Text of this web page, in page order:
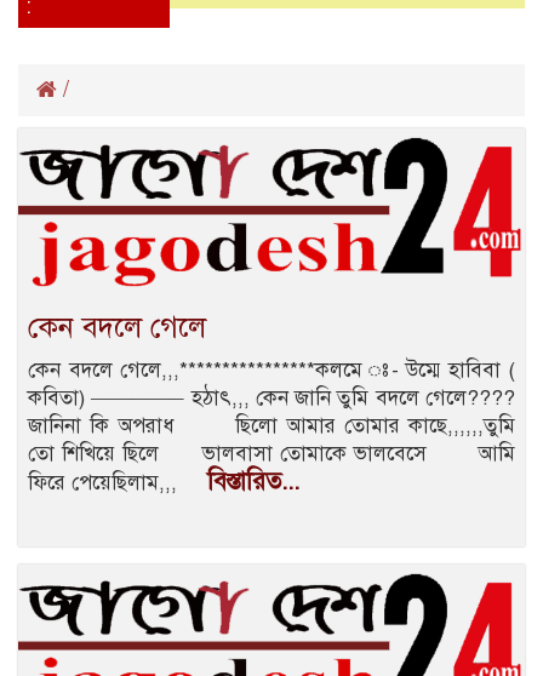
:
/
কেন বদলে গেলে
কেন বদলে গেলে,,,****************কলমে ঃ- উম্মে হাবিবা (
কবিতা) ————– হঠাৎ,,, কেন জানি তুমি বদলে গেলে????
জানিনা কি অপরাধ ছিলো আমার তোমার কাছে,,,,,,তুমি
তো শিখিয়ে ছিলে ভালবাসা তোমাকে ভালবেসে আমি
ফিরে পেয়েছিলাম,,,বিস্তারিত...